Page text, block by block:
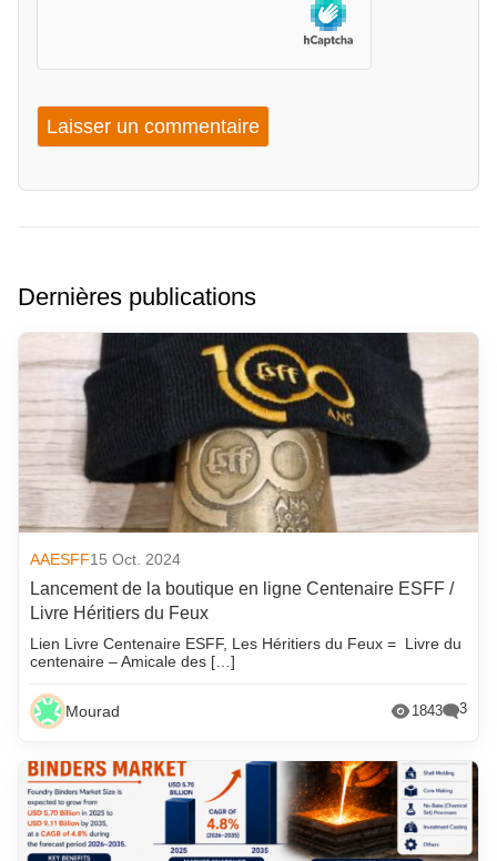
Dernières publications
AAESFF15 Oct. 2024
Lancement de la boutique en ligne Centenaire ESFF /
Livre Héritiers du Feux
Lien Livre Centenaire ESFF, Les Héritiers du Feux = Livre du
centenaire – Amicale des […]
Mourad 1843 3